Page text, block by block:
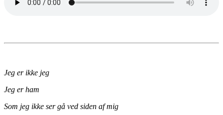
Jeg er ikke jeg
Jeg er ham
Som jeg ikke ser gå ved siden af mig